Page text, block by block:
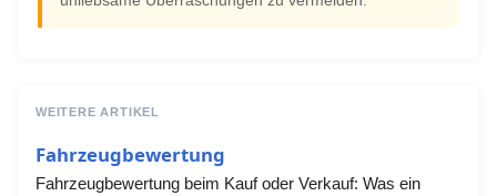
WEITERE ARTIKEL
Fahrzeugbewertung
Fahrzeugbewertung beim Kauf oder Verkauf: Was ein